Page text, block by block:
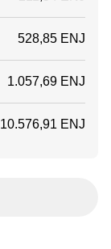
528,85 ENJ
1.057,69 ENJ
10.576,91 ENJ